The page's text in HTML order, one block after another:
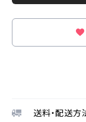
送料・配送方